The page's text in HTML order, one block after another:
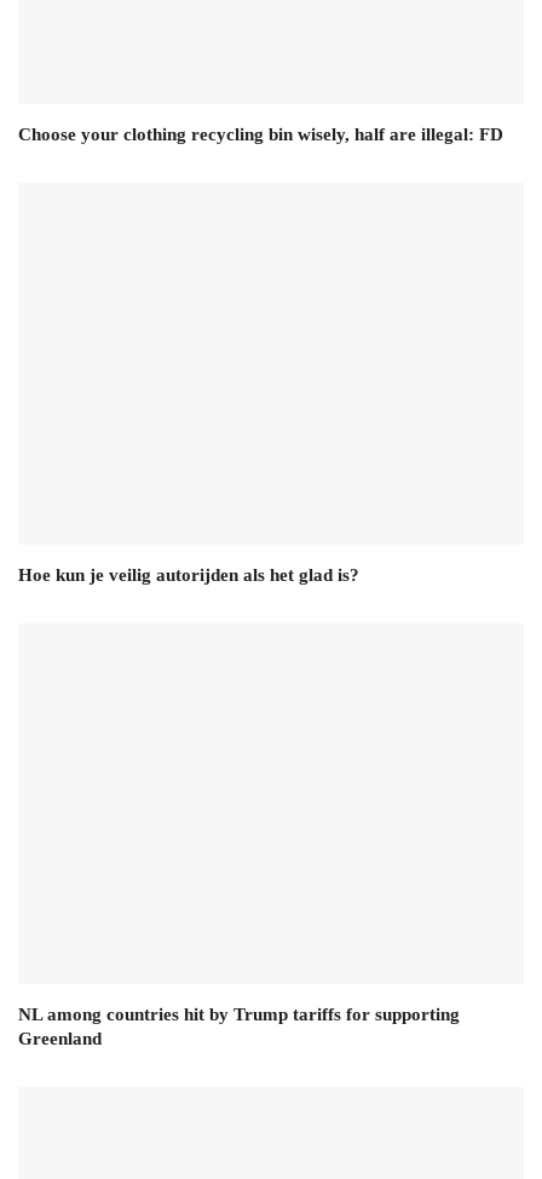
Choose your clothing recycling bin wisely, half are illegal: FD
Hoe kun je veilig autorijden als het glad is?
NL among countries hit by Trump tariffs for supporting
Greenland